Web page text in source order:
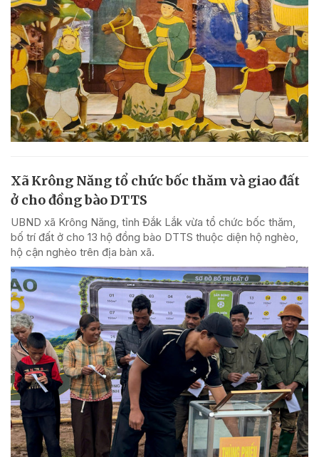
Xã Krông Năng tổ chức bốc thăm và giao đất
ở cho đồng bào DTTS
UBND xã Krông Năng, tỉnh Đắk Lắk vừa tổ chức bốc thăm,
bố trí đất ở cho 13 hộ đồng bào DTTS thuộc diện hộ nghèo,
hộ cận nghèo trên địa bàn xã.